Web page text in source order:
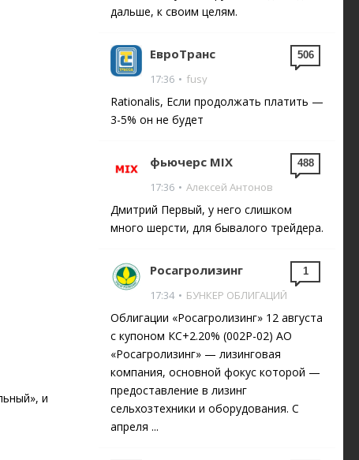
и
дальше, к своим целям.
ЕвроТранс
17:36 • fusy
Rationalis, Если продолжать платить —
3-5% он не будет
506
фьючерс MIX
17:36 • Алексей Антонов
Дмитрий Первый, у него слишком
много шерсти, для бывалого трейдера.
488
Росагролизинг
17:34 • БУНКЕР ОБЛИГАЦИЙ
Облигации «Росагролизинг» 12 августа
с купоном КС+2.20% (002P-02) АО
«Росагролизинг» — лизинговая
компания, основной фокус которой —
предоставление в лизинг
сельхозтехники и оборудования. С
апреля ...
1